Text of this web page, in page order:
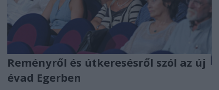
Reményről és útkeresésről szól az új
évad Egerben